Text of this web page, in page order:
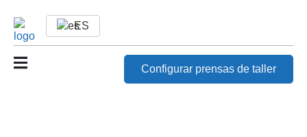
ES
Configurar prensas de taller